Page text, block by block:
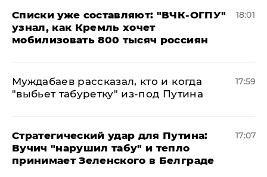
Списки уже составляют: "ВЧК-ОГПУ"
узнал, как Кремль хочет
мобилизовать 800 тысяч россиян
18:01
Муждабаев рассказал, кто и когда
"выбьет табуретку" из-под Путина
17:59
Стратегический удар для Путина:
Вучич "нарушил табу" и тепло
принимает Зеленского в Белграде
17:07